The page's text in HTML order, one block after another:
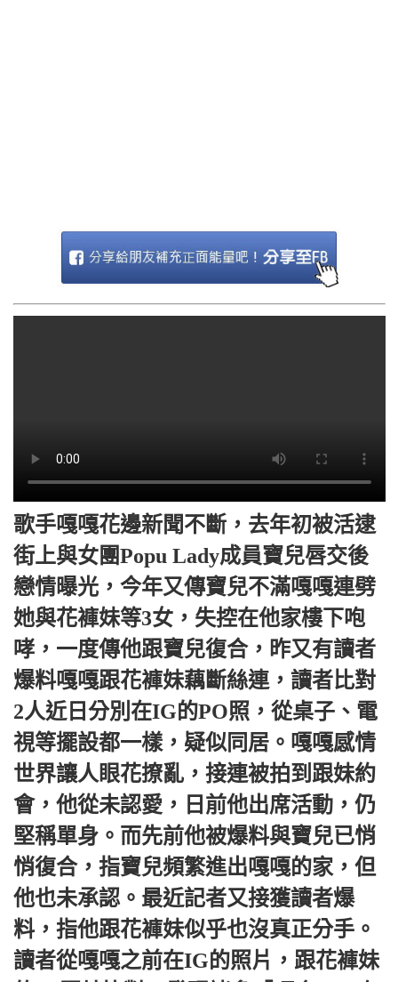
歌手嘎嘎花邊新聞不斷，去年初被活逮
街上與女團Popu Lady成員寶兒唇交後
戀情曝光，今年又傳寶兒不滿嘎嘎連劈
她與花褲妹等3女，失控在他家樓下咆
哮，一度傳他跟寶兒復合，昨又有讀者
爆料嘎嘎跟花褲妹藕斷絲連，讀者比對
2人近日分別在IG的PO照，從桌子、電
視等擺設都一樣，疑似同居。 嘎嘎感情
世界讓人眼花撩亂，接連被拍到跟妹約
會，他從未認愛，日前他出席活動，仍
堅稱單身。 而先前他被爆料與寶兒已悄
悄復合，指寶兒頻繁進出嘎嘎的家，但
他也未承認。 最近記者又接獲讀者爆
料，指他跟花褲妹似乎也沒真正分手。
讀者從嘎嘎之前在IG的照片，跟花褲妹